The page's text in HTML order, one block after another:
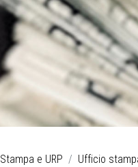
Stampa e URP Ufficio